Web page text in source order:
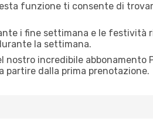
funzione ti consente di
i fine settimana e le festività
la settimana.
incredibile abbonamento
partire dalla prima prenotazione.